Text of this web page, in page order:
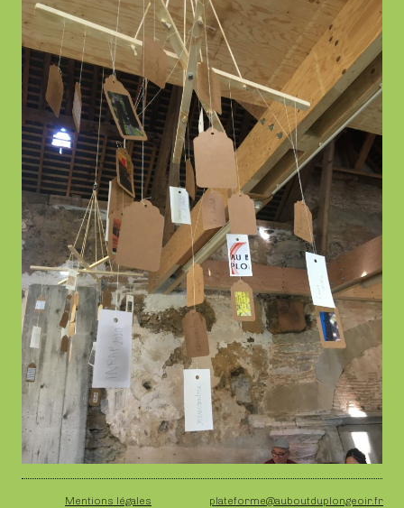
Mentions légales plateforme@auboutduplongeoir.fr